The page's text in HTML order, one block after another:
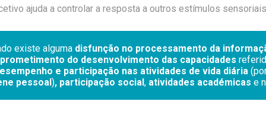
ajuda a controlar a resposta a outros estímulos
existe alguma disfunção no processamento da
do desenvolvimento das capacidades
e participação nas atividades de vida diária
pessoal ), participação social , atividades académicas e